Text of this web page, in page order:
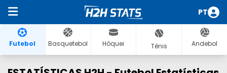
PT
Futebol Basquetebol Hóquei Tênis Andebol